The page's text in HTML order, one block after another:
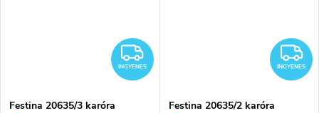
INGYENES
INGYENES
Festina 20635/3 karóra
INGYENES
Festina 20635/2 karóra